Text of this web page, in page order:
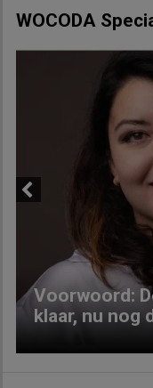
WOCODA
Voorwoord:
klaar, nu nog